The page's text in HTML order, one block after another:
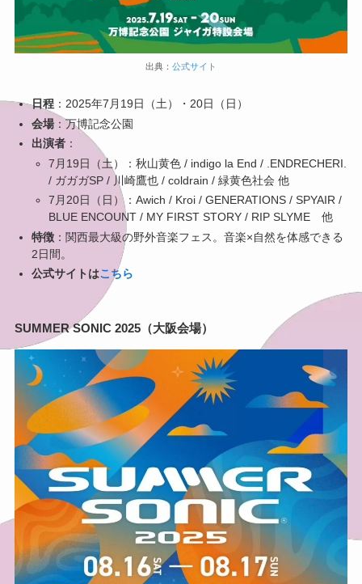
出典： 公式サイト
日程：2025年7月19日（土）・20日（日）
会場：万博記念公園
出演者：
7月19日（土）：秋山黄色 / indigo la End / .ENDRECHERI.
/ ガガガSP / 川崎鷹也 / coldrain / 緑黄色社会 他
7月20日（日）：Awich / Kroi / GENERATIONS / SPYAIR /
BLUE ENCOUNT / MY FIRST STORY / RIP SLYME 他
特徴：関西最大級の野外音楽フェス。音楽×自然を体感できる
2日間。
公式サイトはこちら
SUMMER SONIC 2025（大阪会場）